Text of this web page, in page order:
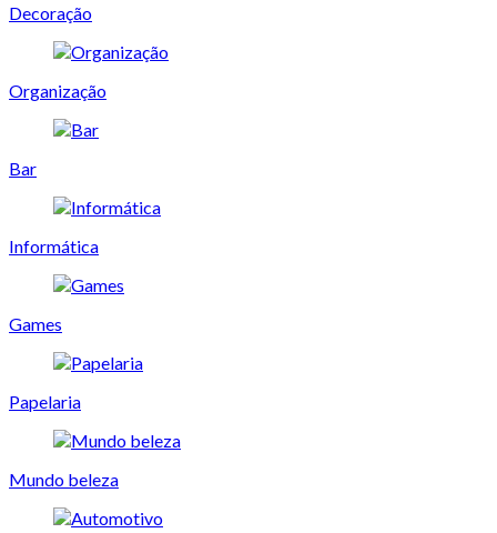
Decoração
Organização
Bar
Informática
Games
Papelaria
Mundo beleza